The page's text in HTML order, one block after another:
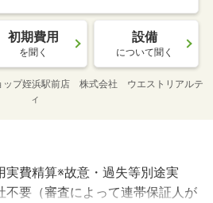
初期費用
を聞く
設備
について聞く
ップ姪浜駅前店 株式会社 ウエストリアルテ
ィ
費精算※故意・過失等別途実
要（審査によって連帯保証人が